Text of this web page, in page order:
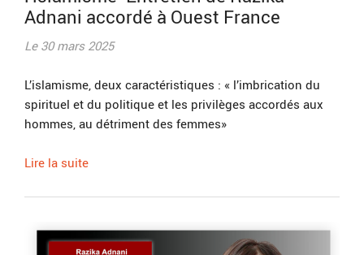
Adnani accordé à Ouest France
Le 30 mars 2025
L’islamisme, deux caractéristiques : « l’imbrication du
spirituel et du politique et les privilèges accordés aux
hommes, au détriment des femmes»
Lire la suite